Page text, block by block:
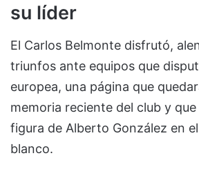
su líder
El Carlos Belmonte disfrutó,
triunfos ante equipos que
europea, una página que
memoria reciente del club y
figura de Alberto González en
blanco.